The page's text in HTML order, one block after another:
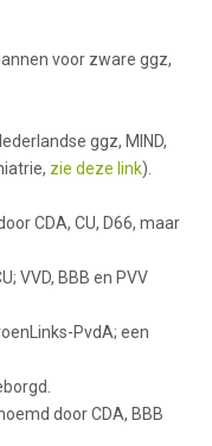
voor zware ggz,
ggz, MIND,
zie deze link).
CDA, CU, D66, maar
VVD, BBB en PVV
PvdA; een
door CDA, BBB